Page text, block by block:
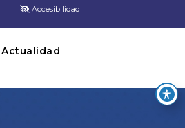
Accesibilidad
Actualidad